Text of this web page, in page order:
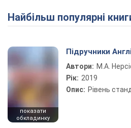
Найбільш популярні
показати
обкладинку
Підручники
Автори: М.А.
Рік: 2019
Опис: Рівень